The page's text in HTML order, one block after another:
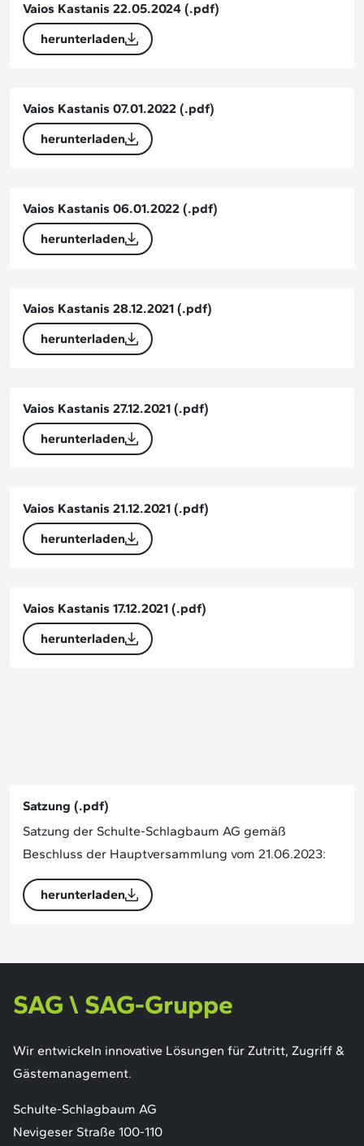
Vaios Kastanis 22.05.2024 (.pdf)
herunterladen
Vaios Kastanis 07.01.2022 (.pdf)
herunterladen
Vaios Kastanis 06.01.2022 (.pdf)
herunterladen
Vaios Kastanis 28.12.2021 (.pdf)
herunterladen
Vaios Kastanis 27.12.2021 (.pdf)
herunterladen
Vaios Kastanis 21.12.2021 (.pdf)
herunterladen
Vaios Kastanis 17.12.2021 (.pdf)
herunterladen
Satzung (.pdf)
Satzung der Schulte-Schlagbaum AG gemäß
Beschluss der Hauptversammlung vom 21.06.2023:
herunterladen
SAG \ SAG-Gruppe
Wir entwickeln innovative Lösungen für Zutritt, Zugriff &
Gästemanagement.
Schulte-Schlagbaum AG
Nevigeser Straße 100-110